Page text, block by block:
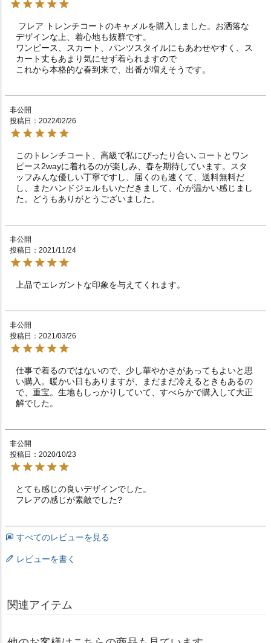
デザインな上、着心地も抜群です。
ワンピース、スカート、パンツスタイルにもあわせやすく、ス
カート丈もあまり気にせず着られますので
これから本格的な春到来で、出番が増えそうです。
非公開
投稿日
2022/02/26
このトレンチコート、高級で私にぴったり合い､コートとワン
ピース2wayに着れるのが楽しみ、春を期待しています。スタ
ッフみんな優しい丁寧ですし、届くのも速くて、送料無料だ
し、またハンドジェルもいただきまして、心が温かい感じまし
た。どうもありがとうございました。
非公開
投稿日
2021/11/24
上品でエレガントな印象を与えてくれます。
非公開
投稿日
2021/03/26
仕事で着るのではないので、少し華やかさがあってもよいと思
い購入。暖かい日もありますが、まだまだ冷えるときもあるの
で、重宝。生地もしっかりしていて、すべらかで購入して大正
解でした。
非公開
投稿日
2020/10/23
とても感じの良いデザインでした。
フレアの感じが素敵でした?
すべてのレビューを見る
レビューを書く
関連アイテム